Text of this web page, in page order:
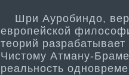
Шри Ауробиндо,
европейской
теорий
Чистому Атма­ну-
реальность